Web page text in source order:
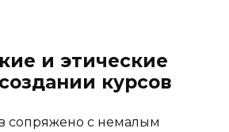
и этические
курсов
сопряжено с немалым